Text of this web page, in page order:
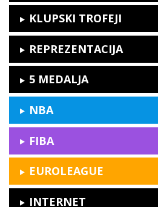
KLUPSKI TROFEJI
REPREZENTACIJA
5 MEDALJA
NBA
FIBA
EUROLEAGUE
INTERNET